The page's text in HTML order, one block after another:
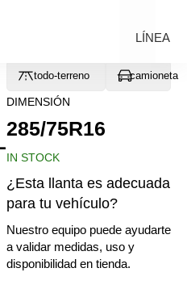
LÍNEA
todo-terreno camioneta
DIMENSIÓN
285/75R16
IN STOCK
¿Esta llanta es adecuada
para tu vehículo?
Nuestro equipo puede ayudarte
a validar medidas, uso y
disponibilidad en tienda.